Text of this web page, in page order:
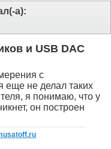
а):
и USB DAC
с
еще не делал таких
я понимаю, что у
он построен